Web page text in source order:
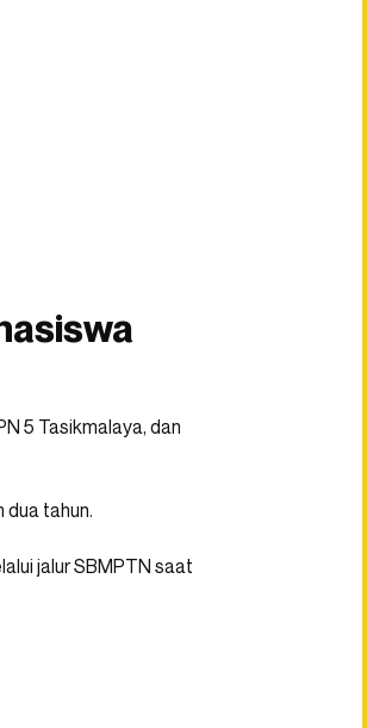
5 Tasikmalaya, dan
dua tahun.
jalur SBMPTN saat